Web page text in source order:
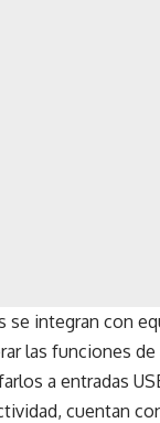
se integran con
las funciones
a entradas
cuentan